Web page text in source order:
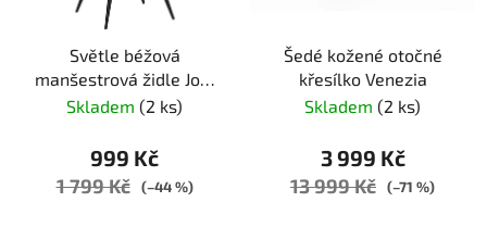
Světle béžová
manšestrová židle Joe,
2.jakost
Skladem (2 ks)
999 Kč
1 799 Kč (–44 %)
Šedé kožené otočné
křesílko Venezia
Skladem (2 ks)
3 999 Kč
13 999 Kč (–71 %)